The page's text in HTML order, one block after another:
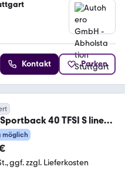
Kontakt Parken
40 TFSI S line
Virt/PDC+
möglich
ggf. zzgl. Lieferkosten